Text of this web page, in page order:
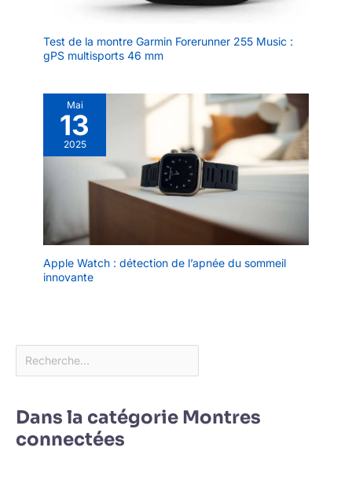
Test de la montre Garmin Forerunner 255 Music :
gPS multisports 46 mm
Mai
13
2025
Apple Watch : détection de l’apnée du sommeil
innovante
Dans la catégorie Montres
connectées